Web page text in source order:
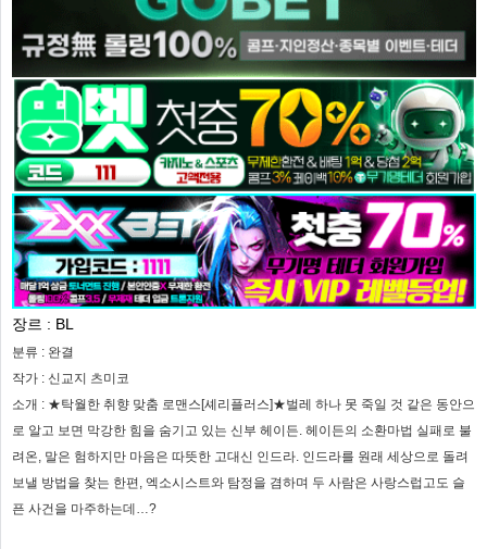
장르 : BL
분류 : 완결
작가 : 신교지 츠미코
소개 : ★탁월한 취향 맞춤 로맨스[셰리플러스]★벌레 하나 못 죽일 것 같은 동안으
로 알고 보면 막강한 힘을 숨기고 있는 신부 헤이든. 헤이든의 소환마법 실패로 불
려온, 말은 험하지만 마음은 따뜻한 고대신 인드라. 인드라를 원래 세상으로 돌려
보낼 방법을 찾는 한편, 엑소시스트와 탐정을 겸하며 두 사람은 사랑스럽고도 슬
픈 사건을 마주하는데…?